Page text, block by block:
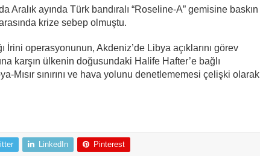
Aralık ayında Türk bandıralı “Roseline-A” gemisine baskın
krize sebep olmuştu.
İrini operasyonunun, Akdeniz’de Libya açıklarını görev
karşın ülkenin doğusundaki Halife Hafter’e bağlı
Mısır sınırını ve hava yolunu denetlememesi çelişki olarak
LinkedIn Pinterest